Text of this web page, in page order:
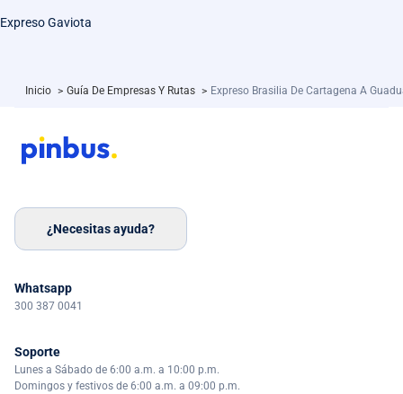
Expreso Gaviota
Inicio > Guía De Empresas Y Rutas > Expreso Brasilia De Cartagena A
¿Necesitas ayuda?
Whatsapp
300 387 0041
Soporte
Lunes a Sábado de 6:00 a.m. a 10:00 p.m.
Domingos y festivos de 6:00 a.m. a 09:00 p.m.